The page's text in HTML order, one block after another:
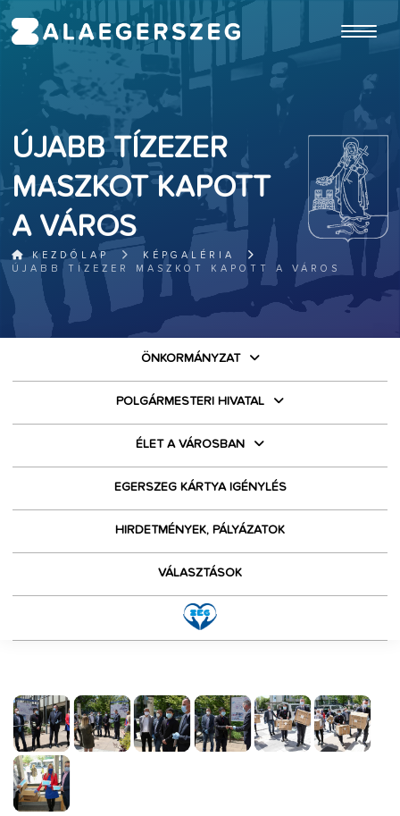
ÚJABB TÍZEZER
MASZKOT KAPOTT
A VÁROS
KEZDŐLAP
KÉPGALÉRIA
ÚJABB TÍZEZER MASZKOT KAPOTT A VÁROS
ÖNKORMÁNYZAT
POLGÁRMESTERI HIVATAL
ÉLET A VÁROSBAN
EGERSZEG KÁRTYA IGÉNYLÉS
HIRDETMÉNYEK, PÁLYÁZATOK
VÁLASZTÁSOK